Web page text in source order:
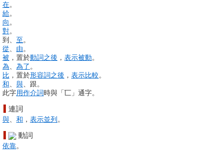
在。
給。
向。
對。
到、 至。
從、 由。
被 ，置於動詞之後 ， 表示被動。
為、 為了。
比 ，置於形容詞之後 ， 表示比較。
和、 與、跟。
此字用作介詞時與「匸」通字。
連詞
與、 和 ， 表示並列 。
動詞
依靠。